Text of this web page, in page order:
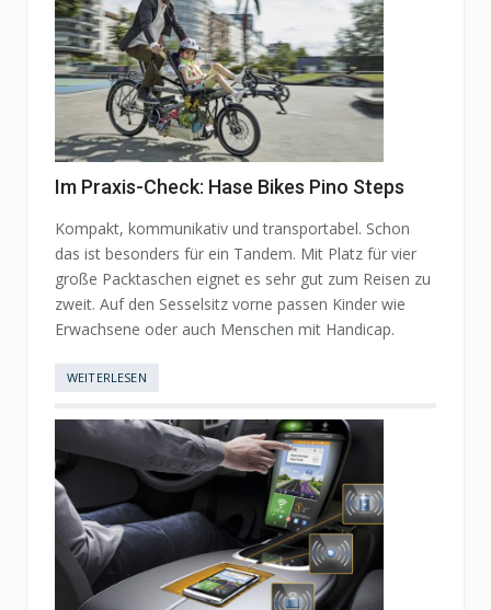
Im Praxis-Check: Hase Bikes Pino Steps
Kompakt, kommunikativ und transportabel. Schon
das ist besonders für ein Tandem. Mit Platz für vier
große Packtaschen eignet es sehr gut zum Reisen zu
zweit. Auf den Sesselsitz vorne passen Kinder wie
Erwachsene oder auch Menschen mit Handicap.
WEITERLESEN